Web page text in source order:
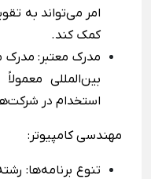
امر می‌تواند به
کمک کند.
مدرک معتبر: مدرک
بین‌المللی
استخدام در
مهندسی کامپیوتر:
تنوع برنامه‌ها: